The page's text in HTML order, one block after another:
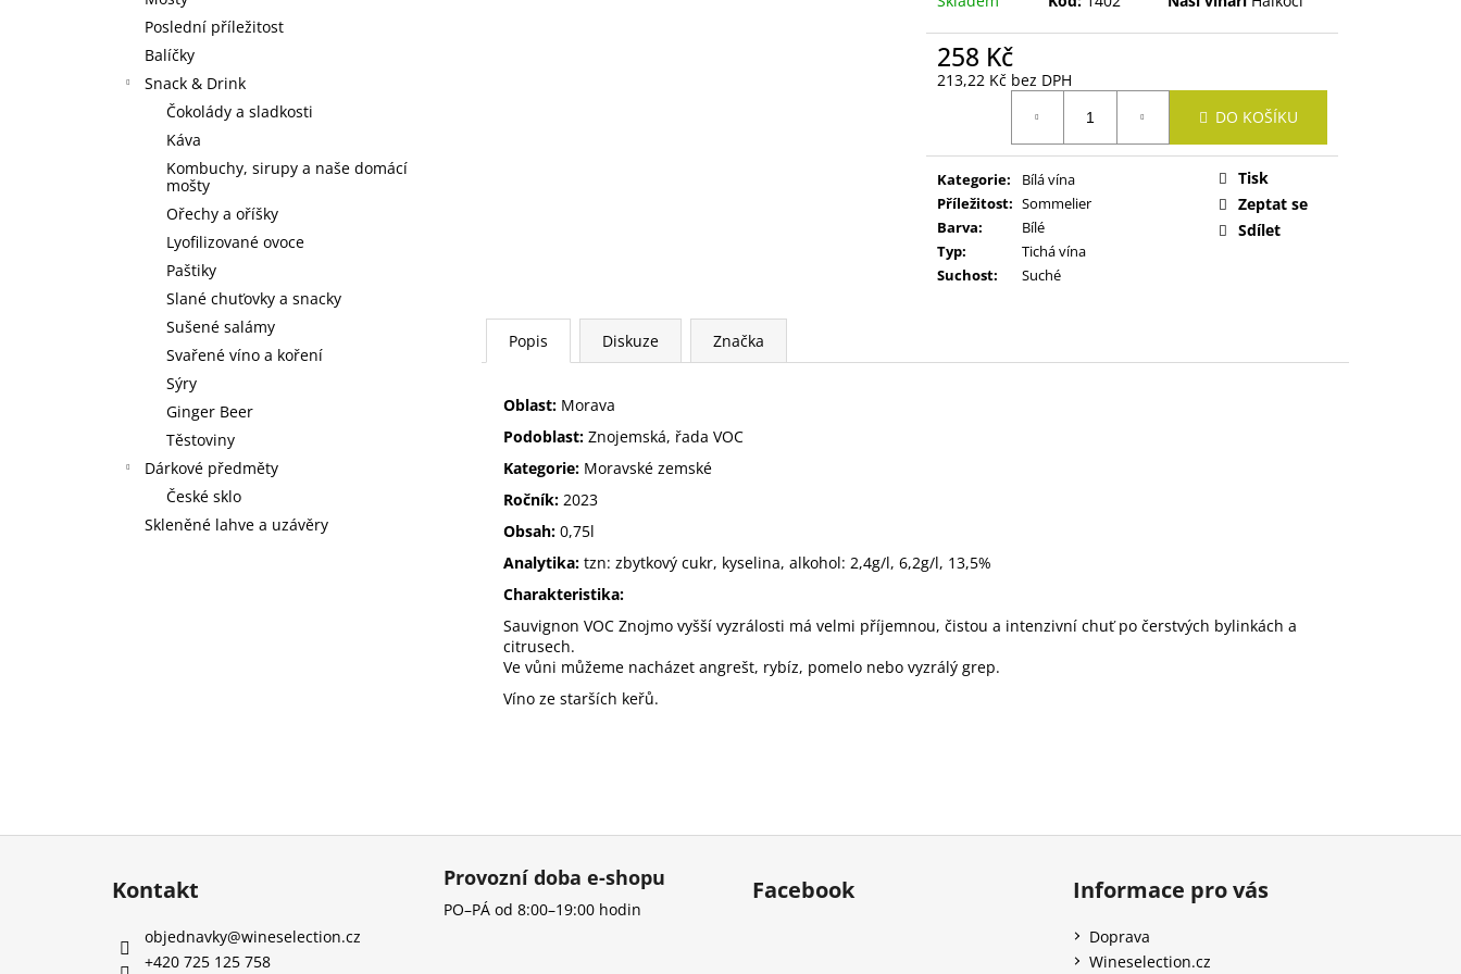
Poslední příležitost
Balíčky
Snack & Drink
Čokolády a sladkosti
Káva
Kombuchy, sirupy a naše domácí
mošty
Ořechy a oříšky
Lyofilizované ovoce
Paštiky
Slané chuťovky a snacky
Sušené salámy
Svařené víno a koření
Sýry
Ginger Beer
Těstoviny
Dárkové předměty
České sklo
Skleněné lahve a uzávěry
258 Kč
213,22 Kč bez DPH
DO KOŠÍKU
Kategorie:
Bílá vína
Příležitost: Sommelier
Barva:
Bílé
Typ:
Tichá vína
Suchost: Suché
Tisk
Zeptat se
Sdílet
Popis Diskuze Značka
Oblast: Morava
Podoblast: Znojemská, řada VOC
Kategorie: Moravské zemské
Ročník: 2023
Obsah: 0,75l
Analytika: tzn: zbytkový cukr, kyselina, alkohol: 2,4g/l, 6,2g/l, 13,5%
Charakteristika:
Sauvignon VOC Znojmo vyšší vyzrálosti má velmi příjemnou, čistou a intenzivní chuť po čerstvých bylinkách a
citrusech.
Ve vůni můžeme nacházet angrešt, rybíz, pomelo nebo vyzrálý grep.
Víno ze starších keřů.
3 SKLENICE ZE TŘÍ SEDMIČEK
590 Kč
Z
Kontakt
objednavky@wineselection.cz
+420 725 125 758
Provozní doba e-shopu
PO–PÁ od 8:00–19:00 hodin
Facebook Informace pro vás
Doprava
Wineselection.cz